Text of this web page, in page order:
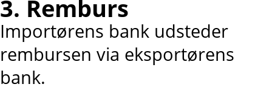
3. Remburs
Importørens bank udsteder
rembursen via eksportørens
bank.